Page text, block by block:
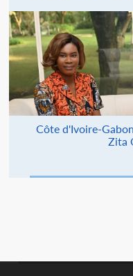
Côte d'Ivoire-
Zita